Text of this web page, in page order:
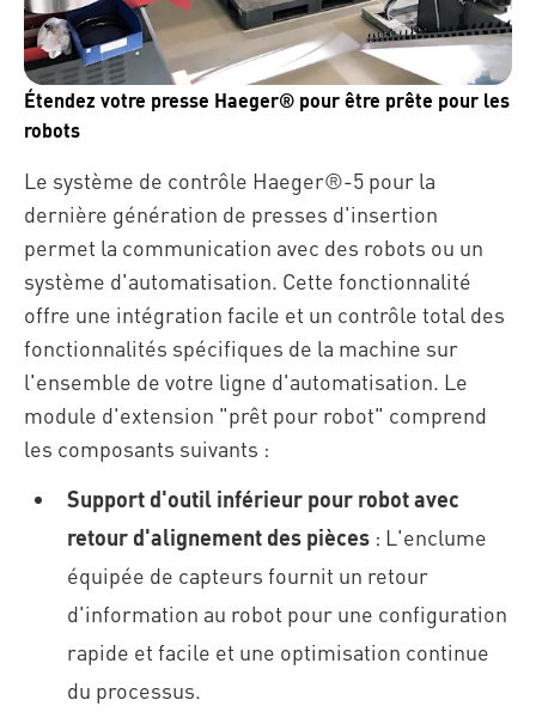
Étendez votre presse Haeger® pour être prête pour les
robots
Le système de contrôle Haeger®-5 pour la
dernière génération de presses d'insertion
permet la communication avec des robots ou un
système d'automatisation. Cette fonctionnalité
offre une intégration facile et un contrôle total des
fonctionnalités spécifiques de la machine sur
l'ensemble de votre ligne d'automatisation. Le
module d'extension "prêt pour robot" comprend
les composants suivants :
Support d'outil inférieur pour robot avec
retour d'alignement des pièces : L'enclume
équipée de capteurs fournit un retour
d'information au robot pour une configuration
rapide et facile et une optimisation continue
du processus.